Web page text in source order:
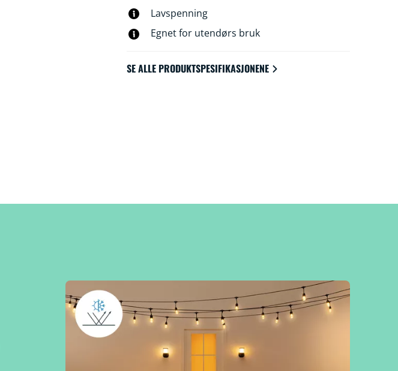
Lavspenning
Egnet for utendørs bruk
SE ALLE PRODUKTSPESIFIKASJONENE